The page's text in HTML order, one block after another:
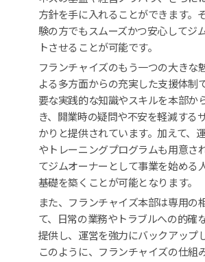
方針を手に入れることができます。
験の方でもスムーズかつ安心してジ
トさせることが可能です。
フランチャイズのもう一つの大きな
よる多方面からの充実した支援体制
要な実践的な知識やスキルを本部か
き、開業時の疑問や不安を軽減する
かりと提供されています。加えて、
やトレーニングプログラムも用意さ
てジムオーナーとして事業を始める
基礎を築くことが可能となります。
また、フランチャイズ本部は専用の
て、日常の業務やトラブルへの的確
提供し、運営を強力にバックアップ
このように、フランチャイズの仕組